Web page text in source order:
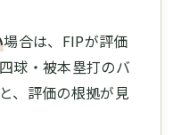
場合は、FIPが評価
球・被本塁打のバ
、評価の根拠が見